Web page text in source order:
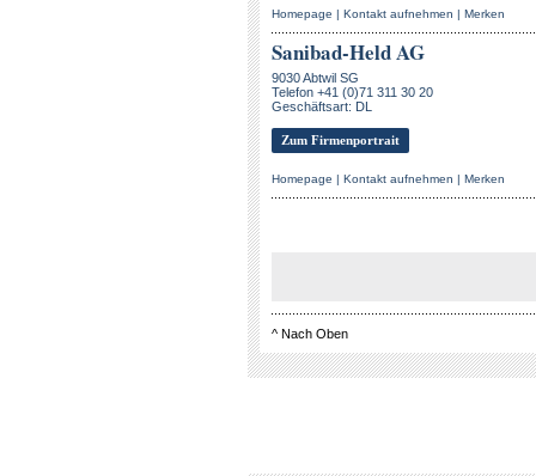
Homepage | Kontakt aufnehmen | Merken
Sanibad-Held AG
9030 Abtwil SG
Telefon +41 (0)71 311 30 20
Geschäftsart: DL
Zum Firmenportrait
Homepage | Kontakt aufnehmen | Merken
^ Nach Oben